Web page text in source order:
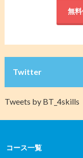
無
Twitter
Tweets by BT_4skills
コース一覧